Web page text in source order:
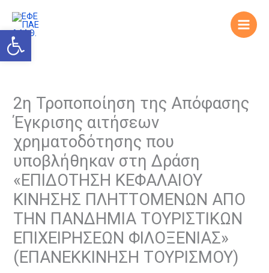
Open toolbar
content
2η Τροποποίηση της Απόφασης
Έγκρισης αιτήσεων
χρηματοδότησης που
υποβλήθηκαν στη Δράση
«ΕΠΙΔΟΤΗΣΗ ΚΕΦΑΛΑΙΟΥ
ΚΙΝΗΣΗΣ ΠΛΗΤΤΟΜΕΝΩΝ ΑΠΟ
ΤΗΝ ΠΑΝΔΗΜΙΑ ΤΟΥΡΙΣΤΙΚΩΝ
ΕΠΙΧΕΙΡΗΣΕΩΝ ΦΙΛΟΞΕΝΙΑΣ»
(ΕΠΑΝΕΚΚΙΝΗΣΗ ΤΟΥΡΙΣΜΟΥ)